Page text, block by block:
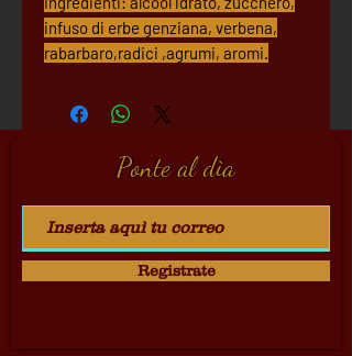
infuso di erbe genziana, verbena,
rabarbaro,radici ,agrumi, aromi.
Ponte al dìa
Registrate